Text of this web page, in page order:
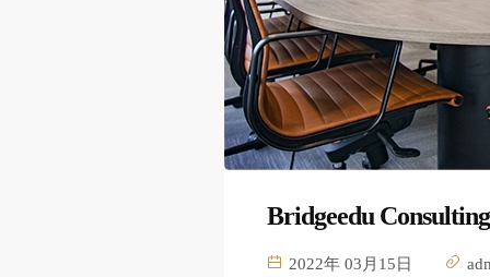
Bridgeedu
2022年 03月15日